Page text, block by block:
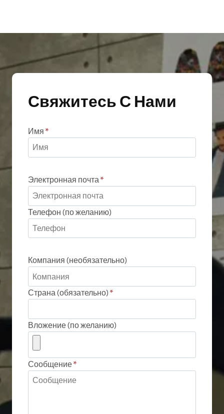
Свяжитесь С Нами
Имя *
Электронная почта *
Телефон (по желанию)
Компания (необязательно)
Страна (обязательно) *
Вложение (по желанию)
Сообщение*